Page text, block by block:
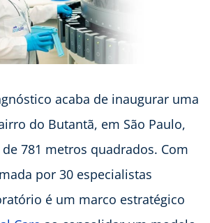
acaba de inaugurar uma
do Butantã, em São Paulo,
781 metros quadrados. Com
por 30 especialistas
é um marco estratégico